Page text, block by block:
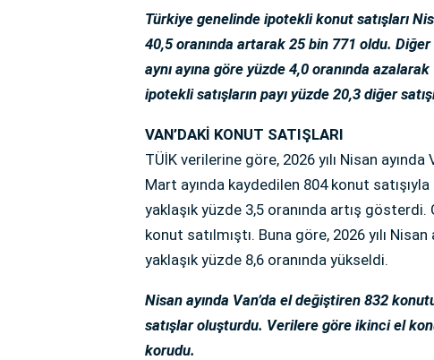
Türkiye genelinde ipotekli konut satışları
40,5 oranında artarak 25 bin 771 oldu. Diğer
aynı ayına göre yüzde 4,0 oranında
ipotekli satışların payı yüzde 20,3 diğer
VAN’DAKİ KONUT SATIŞLARI
TÜİK verilerine göre, 2026 yılı Nisan
Mart ayında kaydedilen 804 konut satışıyla
yaklaşık yüzde 3,5 oranında artış gösterdi.
konut satılmıştı. Buna göre, 2026 yılı Nisan
yaklaşık yüzde 8,6 oranında yükseldi.
Nisan ayında Van’da el değiştiren 832
satışlar oluşturdu. Verilere göre ikinci el
korudu.